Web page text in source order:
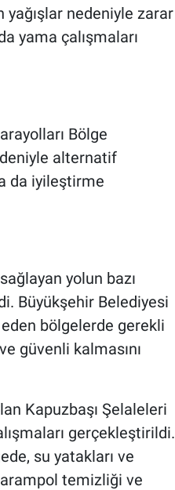
nedeniyle zarar
yama çalışmaları
Bölge
alternatif
da iyileştirme
yolun bazı
Büyükşehir Belediyesi
bölgelerde gerekli
güvenli kalmasını
Kapuzbaşı Şelaleleri
gerçekleştirildi.
su yatakları ve
temizliği ve